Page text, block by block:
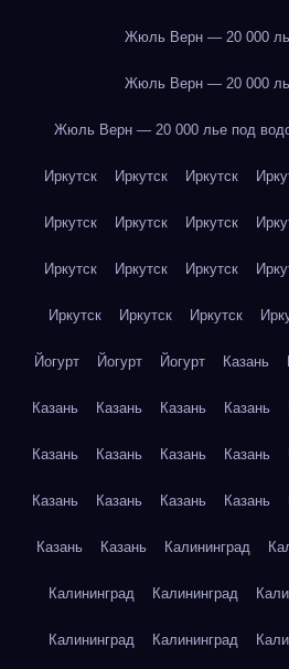
Жюль Верн — 20 000
Жюль Верн — 20 000
Жюль Верн — 20 000 лье под
Иркутск Иркутск Иркутск
Иркутск Иркутск Иркутск
Иркутск Иркутск Иркутск
Иркутск Иркутск Иркутск
Йогурт Йогурт Йогурт Казань
Казань Казань Казань Казань
Казань Казань Казань Казань
Казань Казань Казань Казань
Казань Казань Калининград
Калининград Калининград
Калининград Калининград